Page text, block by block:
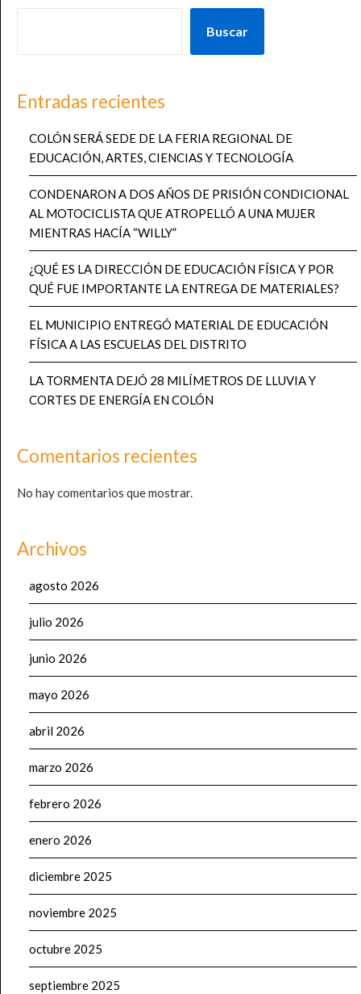
Buscar
Entradas recientes
COLÓN SERÁ SEDE DE LA FERIA REGIONAL DE
EDUCACIÓN, ARTES, CIENCIAS Y TECNOLOGÍA
CONDENARON A DOS AÑOS DE PRISIÓN CONDICIONAL
AL MOTOCICLISTA QUE ATROPELLÓ A UNA MUJER
MIENTRAS HACÍA “WILLY”
¿QUÉ ES LA DIRECCIÓN DE EDUCACIÓN FÍSICA Y POR
QUÉ FUE IMPORTANTE LA ENTREGA DE MATERIALES?
EL MUNICIPIO ENTREGÓ MATERIAL DE EDUCACIÓN
FÍSICA A LAS ESCUELAS DEL DISTRITO
LA TORMENTA DEJÓ 28 MILÍMETROS DE LLUVIA Y
CORTES DE ENERGÍA EN COLÓN
Comentarios recientes
No hay comentarios que mostrar.
Archivos
agosto 2026
julio 2026
junio 2026
mayo 2026
abril 2026
marzo 2026
febrero 2026
enero 2026
diciembre 2025
noviembre 2025
octubre 2025
septiembre 2025